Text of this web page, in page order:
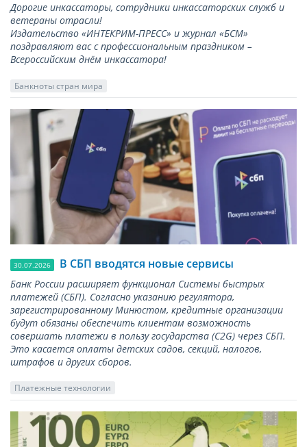
Дорогие инкассаторы, сотрудники инкассаторских служб и
ветераны отрасли!
Издательство «ИНТЕКРИМ-ПРЕСС» и журнал «БСМ»
поздравляют вас с профессиональным праздником –
Всероссийским днём инкассатора!
Банкноты стран мира
30.07.2026 В СБП вводятся новые сервисы
Банк России расширяет функционал Системы быстрых
платежей (СБП). Согласно указанию регулятора,
зарегистрированному Минюстом, кредитные организации
будут обязаны обеспечить клиентам возможность
совершать платежи в пользу государства (С2G) через СБП.
Это касается оплаты детских садов, секций, налогов,
штрафов и других сборов.
Платежные технологии